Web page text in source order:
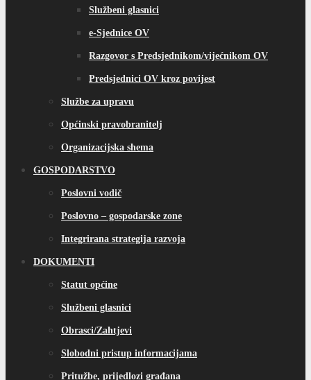
Službeni glasnici
e-Sjednice OV
Razgovor s Predsjednikom/vijećnikom OV
Predsjednici OV kroz povijest
Službe za upravu
Općinski pravobranitelj
Organizacijska shema
GOSPODARSTVO
Poslovni vodič
Poslovno – gospodarske zone
Integrirana strategija razvoja
DOKUMENTI
Statut općine
Službeni glasnici
Obrasci/Zahtjevi
Slobodni pristup informacijama
Pritužbe, prijedlozi građana